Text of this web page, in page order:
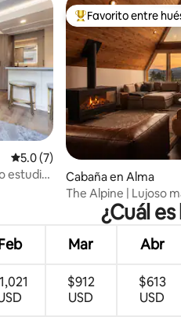
Calificación promedio: 5.0 de
5.0 (7)
estudio
De los mejores en
Favorito entre
Cabaña en Alma
The Alpine | Lujoso
¿Cuál
Mar Abr
$912
USD
$613
USD